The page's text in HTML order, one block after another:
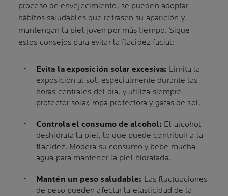
proceso de envejecimiento, se pueden adoptar
hábitos saludables que retrasen su aparición y
mantengan la piel joven por más tiempo. Sigue
estos consejos para evitar la flacidez facial:
Evita la exposición solar excesiva: Limita la
exposición al sol, especialmente durante las
horas centrales del día, y utiliza siempre
protector solar, ropa protectora y gafas de sol.
Controla el consumo de alcohol: El alcohol
deshidrata la piel, lo que puede contribuir a la
flacidez. Modera su consumo y bebe mucha
agua para mantener la piel hidratada.
Mantén un peso saludable: Las fluctuaciones
de peso pueden afectar la elasticidad de la